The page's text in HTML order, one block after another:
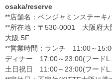
osaka/reserve
**店舗名：ベンジャミンステーキ
**所在地：〒530-0001 大阪府大
大阪 5F
**営業時間：ランチ 11:00～
ディナー 17:00～23:00(フード
土日祝日 11:00～23:00(フード